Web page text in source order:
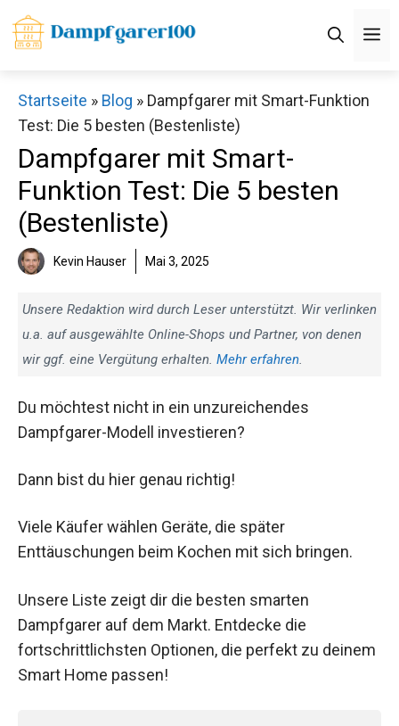
Zum
Inhalt
Startseite » Blog » Dampfgarer mit Smart-Funktion
Test: Die 5 besten (Bestenliste)
Dampfgarer mit Smart-
Funktion Test: Die 5 besten
(Bestenliste)
Kevin Hauser Mai 3, 2025
Unsere Redaktion wird durch Leser unterstützt. Wir verlinken
u.a. auf ausgewählte Online-Shops und Partner, von denen
wir ggf. eine Vergütung erhalten. Mehr erfahren.
Du möchtest nicht in ein unzureichendes
Dampfgarer-Modell investieren?
Dann bist du hier genau richtig!
Viele Käufer wählen Geräte, die später
Enttäuschungen beim Kochen mit sich bringen.
Unsere Liste zeigt dir die besten smarten
Dampfgarer auf dem Markt. Entdecke die
fortschrittlichsten Optionen, die perfekt zu deinem
Smart Home passen!